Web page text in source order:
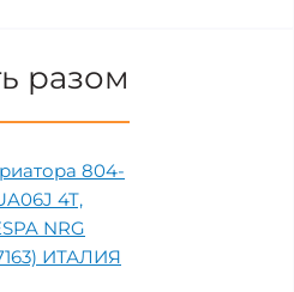
разом
804-
4T,
NRG
ИТАЛИЯ